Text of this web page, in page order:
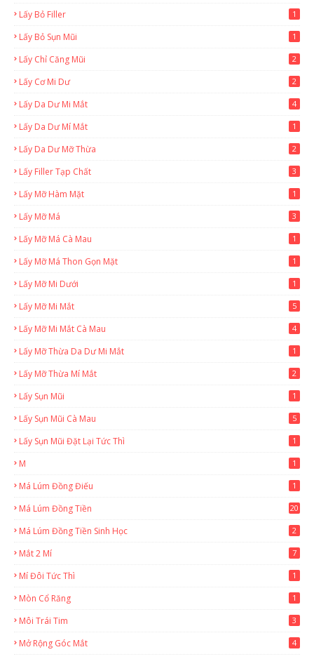
Lấy Bỏ Filler 1
Lấy Bỏ Sụn Mũi 1
Lấy Chỉ Căng Mũi 2
Lấy Cơ Mi Dư 2
Lấy Da Dư Mi Mắt 4
Lấy Da Dư Mí Mắt 1
Lấy Da Dư Mỡ Thừa 2
Lấy Filler Tạp Chất 3
Lấy Mỡ Hàm Mặt 1
Lấy Mỡ Má 3
Lấy Mỡ Má Cà Mau 1
Lấy Mỡ Má Thon Gọn Mặt 1
Lấy Mỡ Mi Dưới 1
Lấy Mỡ Mi Mắt 5
Lấy Mỡ Mi Mắt Cà Mau 4
Lấy Mỡ Thừa Da Dư Mi Mắt 1
Lấy Mỡ Thừa Mí Mắt 2
Lấy Sụn Mũi 1
Lấy Sụn Mũi Cà Mau 5
Lấy Sụn Mũi Đặt Lại Tức Thì 1
M 1
Má Lúm Đồng Điếu 1
Má Lúm Đồng Tiền 20
Má Lúm Đồng Tiền Sinh Học 2
Mắt 2 Mí 7
Mí Đôi Tức Thì 1
Mòn Cổ Răng 1
Môi Trái Tim 3
Mở Rộng Góc Mắt 4